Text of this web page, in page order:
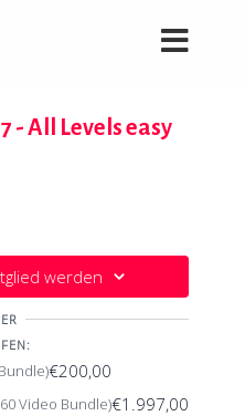
- All Levels easy
werden
€200,00
Video Bundle)€1.997,00